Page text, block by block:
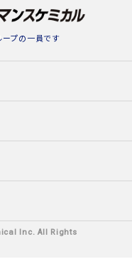
プの一員です
Inc. All Rights